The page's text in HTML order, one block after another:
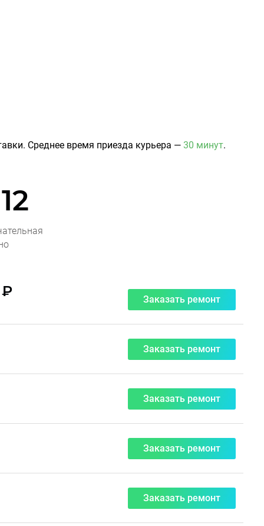
Среднее время приезда курьера — 30 минут.
₽ Заказать ремонт
Заказать ремонт
Заказать ремонт
Заказать ремонт
Заказать ремонт